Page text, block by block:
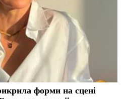
форми на сцені